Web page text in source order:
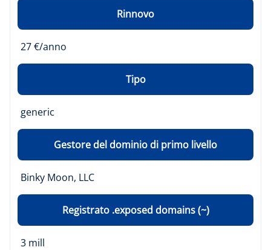
Rinnovo
27 €/anno
Tipo
generic
Gestore del dominio di primo livello
Binky Moon, LLC
Registrato .exposed domains (~)
3 mill